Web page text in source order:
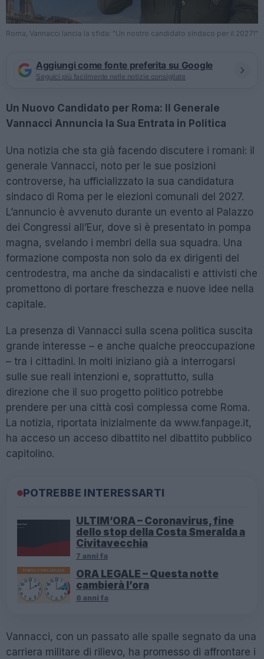
Roma, Vannacci lancia la sfida: "Un nostro candidato sindaco per il 2027!"
Aggiungi come fonte preferita su Google
Seguici più facilmente nelle notizie consigliate
Un Nuovo Candidato per Roma: Il Generale
Vannacci Annuncia la Sua Entrata in Politica
Una notizia che sta già facendo discutere i romani: il
generale Vannacci, noto per le sue posizioni
controverse, ha ufficializzato la sua candidatura
sindaco di Roma per le elezioni comunali del 2027.
L’annuncio è avvenuto durante un evento al Palazzo
dei Congressi all’Eur, dove si è presentato in pompa
magna, svelando i membri della sua squadra. Una
formazione composta non solo da ex dirigenti del
centrodestra, ma anche da sindacalisti e attivisti che
promettono di portare freschezza e nuove idee nella
capitale.
La presenza di Vannacci sulla scena politica suscita
grande interesse – e anche qualche preoccupazione
– tra i cittadini. In molti iniziano già a interrogarsi
sulle sue reali intenzioni e, soprattutto, sulla
direzione che il suo progetto politico potrebbe
prendere per una città così complessa come Roma.
La notizia, riportata inizialmente da www.fanpage.it,
ha acceso un acceso dibattito nel dibattito pubblico
capitolino.
POTREBBE INTERESSARTI
ULTIM’ORA – Coronavirus, fine
dello stop della Costa Smeralda a
Civitavecchia
7 anni fa
ORA LEGALE – Questa notte
cambierà l’ora
6 anni fa
Vannacci, con un passato alle spalle segnato da una
carriera militare di rilievo, ha promesso di affrontare i